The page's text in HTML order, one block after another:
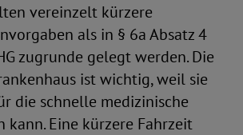
vereinzelt kürzere
als in § 6a Absatz 4
zugrunde gelegt werden. Die
ist wichtig, weil sie
die schnelle medizinische
kann. Eine kürzere Fahrzeit